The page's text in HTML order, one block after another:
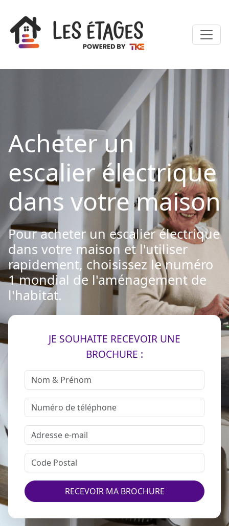
Acheter un
escalier électrique
dans votre maison
Pour acheter un escalier électrique
dans votre maison et l'utiliser
rapidement, choisissez le numéro
1 mondial de l'aménagement de
l'habitat.
JE SOUHAITE RECEVOIR UNE
BROCHURE :
RECEVOIR MA BROCHURE